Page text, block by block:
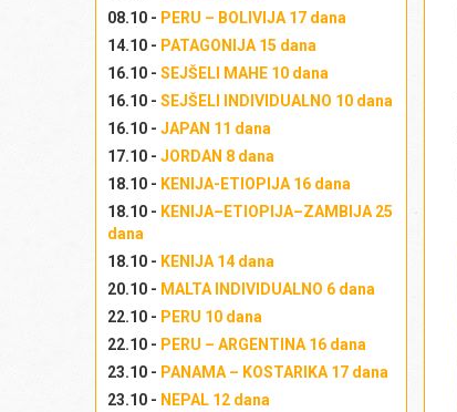
08.10 - PERU – BOLIVIJA 17 dana
14.10 - PATAGONIJA 15 dana
16.10 - SEJŠELI MAHE 10 dana
16.10 - SEJŠELI INDIVIDUALNO 10 dana
16.10 - JAPAN 11 dana
17.10 - JORDAN 8 dana
18.10 - KENIJA-ETIOPIJA 16 dana
18.10 - KENIJA–ETIOPIJA–ZAMBIJA 25
dana
18.10 - KENIJA 14 dana
20.10 - MALTA INDIVIDUALNO 6 dana
22.10 - PERU 10 dana
22.10 - PERU – ARGENTINA 16 dana
23.10 - PANAMA – KOSTARIKA 17 dana
23.10 - NEPAL 12 dana